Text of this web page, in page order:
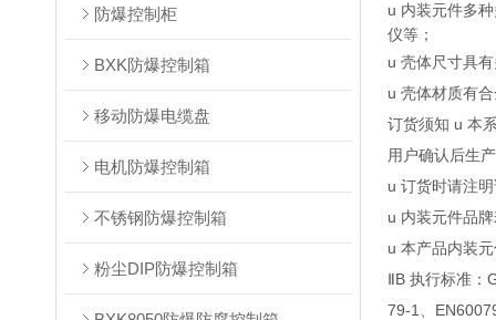
防爆控制柜
BXK防爆控制箱
移动防爆电缆盘
电机防爆控制箱
不锈钢防爆控制箱
粉尘DIP防爆控制箱
u 内装元件多
仪等；
u 壳体尺寸具
u 壳体材质有
订货须知 u 本
用户确认后生
u 订货时请注
u 内装元件品
u 本产品内装
ⅡB 执行标准：
79-1、